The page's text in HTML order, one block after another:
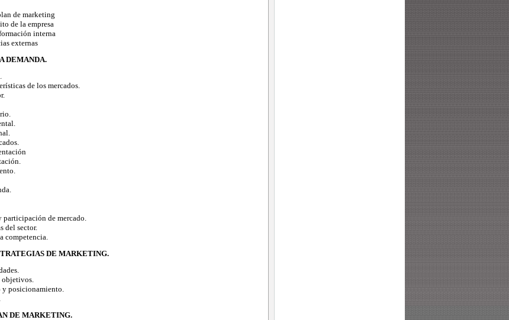
de marketing
de la empresa
interna
externas
DEMANDA.
de los mercados.
de mercado.
del sector.
competencia.
DE MARKETING.
objetivos.
y posicionamiento.
DE MARKETING.